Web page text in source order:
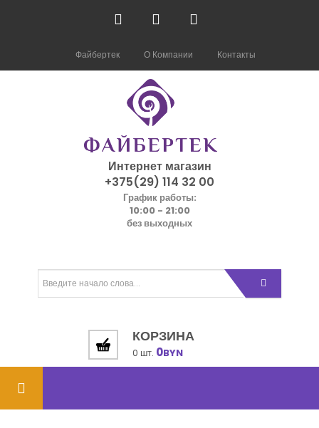
Файбертек О Компании Контакты
Интернет магазин
+375(29) 114 32 00
График работы:
10:00 - 21:00
без выходных
КОРЗИНА
0 шт. 0BYN